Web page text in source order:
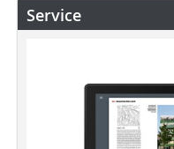
Service